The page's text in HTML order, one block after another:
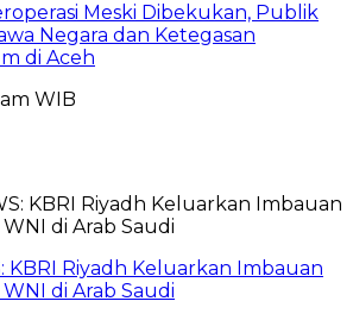
Meski Dibekukan, Publik
Negara dan Ketegasan
di Aceh
am WIB
KBRI Riyadh Keluarkan Imbauan
di Arab Saudi